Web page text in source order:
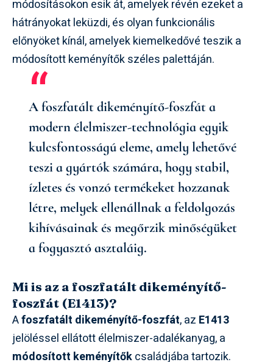
módosításokon esik át, amelyek révén ezeket a
hátrányokat leküzdi, és olyan funkcionális
előnyöket kínál, amelyek kiemelkedővé teszik a
módosított keményítők széles palettáján.
A foszfatált dikeményítő-foszfát a
modern élelmiszer-technológia egyik
kulcsfontosságú eleme, amely lehetővé
teszi a gyártók számára, hogy stabil,
ízletes és vonzó termékeket hozzanak
létre, melyek ellenállnak a feldolgozás
kihívásainak és megőrzik minőségüket
a fogyasztó asztaláig.
Mi is az a foszfatált dikeményítő-
foszfát (E1413)?
Afoszfatált dikeményítő-foszfát, az E1413
jelöléssel ellátott élelmiszer-adalékanyag, a
módosított keményítőkcsaládjába tartozik.